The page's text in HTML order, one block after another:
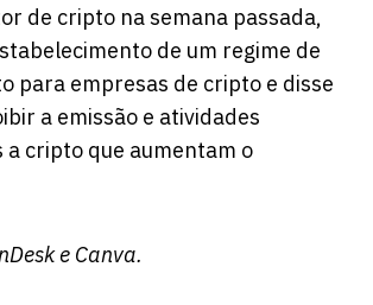
de cripto na semana passada,
de um regime de
para empresas de cripto e disse
a emissão e atividades
a cripto que aumentam o
e Canva.